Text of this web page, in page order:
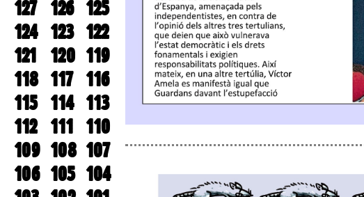
127 126 125
124 123 122
121
120 119
118 117 116
115 114 113
112 111 110
109 108 107
106 105 104